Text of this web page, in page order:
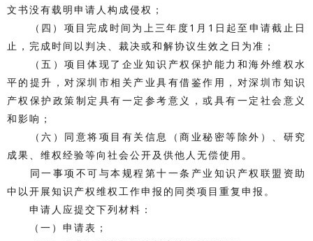
文书没有载明申请人构成侵权；
（四）项目完成时间为上三年度1月1日起至申请截止日
止，完成时间以判决、裁决或和解协议生效之日为准；
（五）项目体现了企业知识产权保护能力和海外维权水
平的提升，对深圳市相关产业具有借鉴作用，对深圳市知识
产权保护政策制定具有一定参考意义，或具有一定社会意义
和影响；
（六）同意将项目有关信息（商业秘密等除外）、研究
成果、维权经验等向社会公开及供他人无偿使用。
同一事项不可与本规程第十一条产业知识产权联盟资助
中以开展知识产权维权工作申报的同类项目重复申报。
申请人应提交下列材料：
（一）申请表；